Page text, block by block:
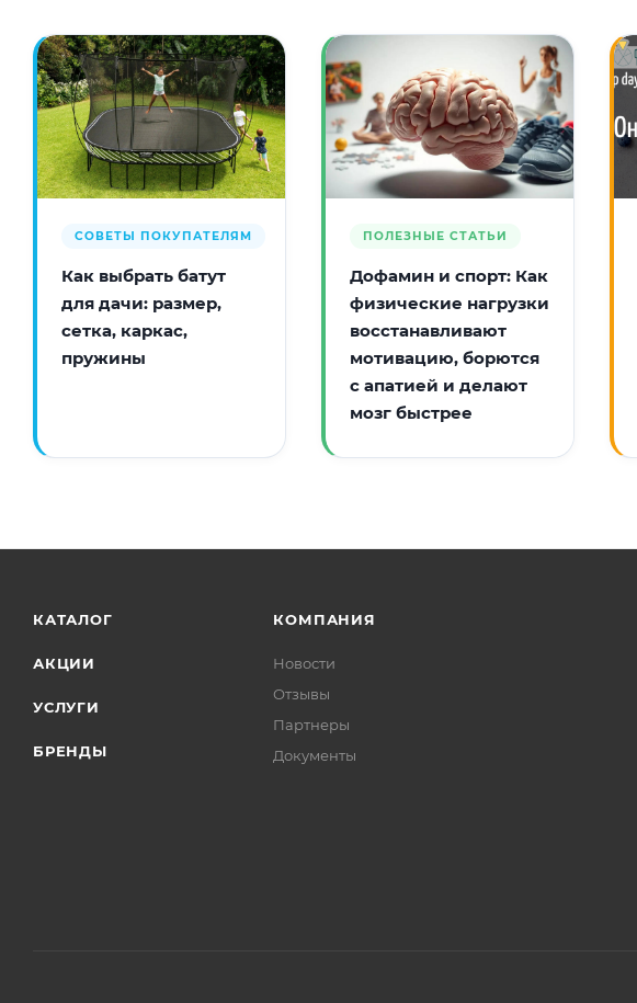
СОВЕТЫ ПОКУПАТЕЛЯМ
Как выбрать батут
для дачи: размер,
сетка, каркас,
пружины
ПОЛЕЗНЫЕ СТАТЬИ
Дофамин и спорт: Как
физические нагрузки
восстанавливают
мотивацию, борются
с апатией и делают
мозг быстрее
КАТАЛОГ
АКЦИИ
УСЛУГИ
БРЕНДЫ
КОМПАНИЯ
Новости
Отзывы
Партнеры
Документы